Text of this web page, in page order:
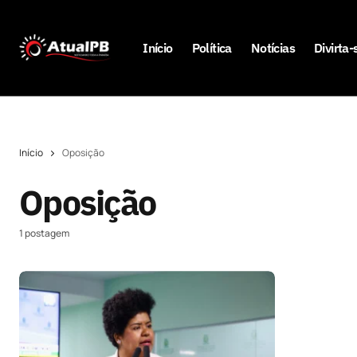
Início Política Notícias Divirta-
Início Oposição
Oposição
1 postagem